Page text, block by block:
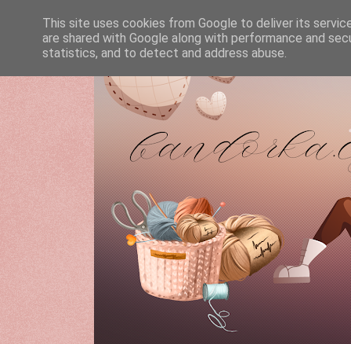
This site uses cookies from Google to deliver its
are shared with Google along with performance and
statistics, and to detect and address abuse.